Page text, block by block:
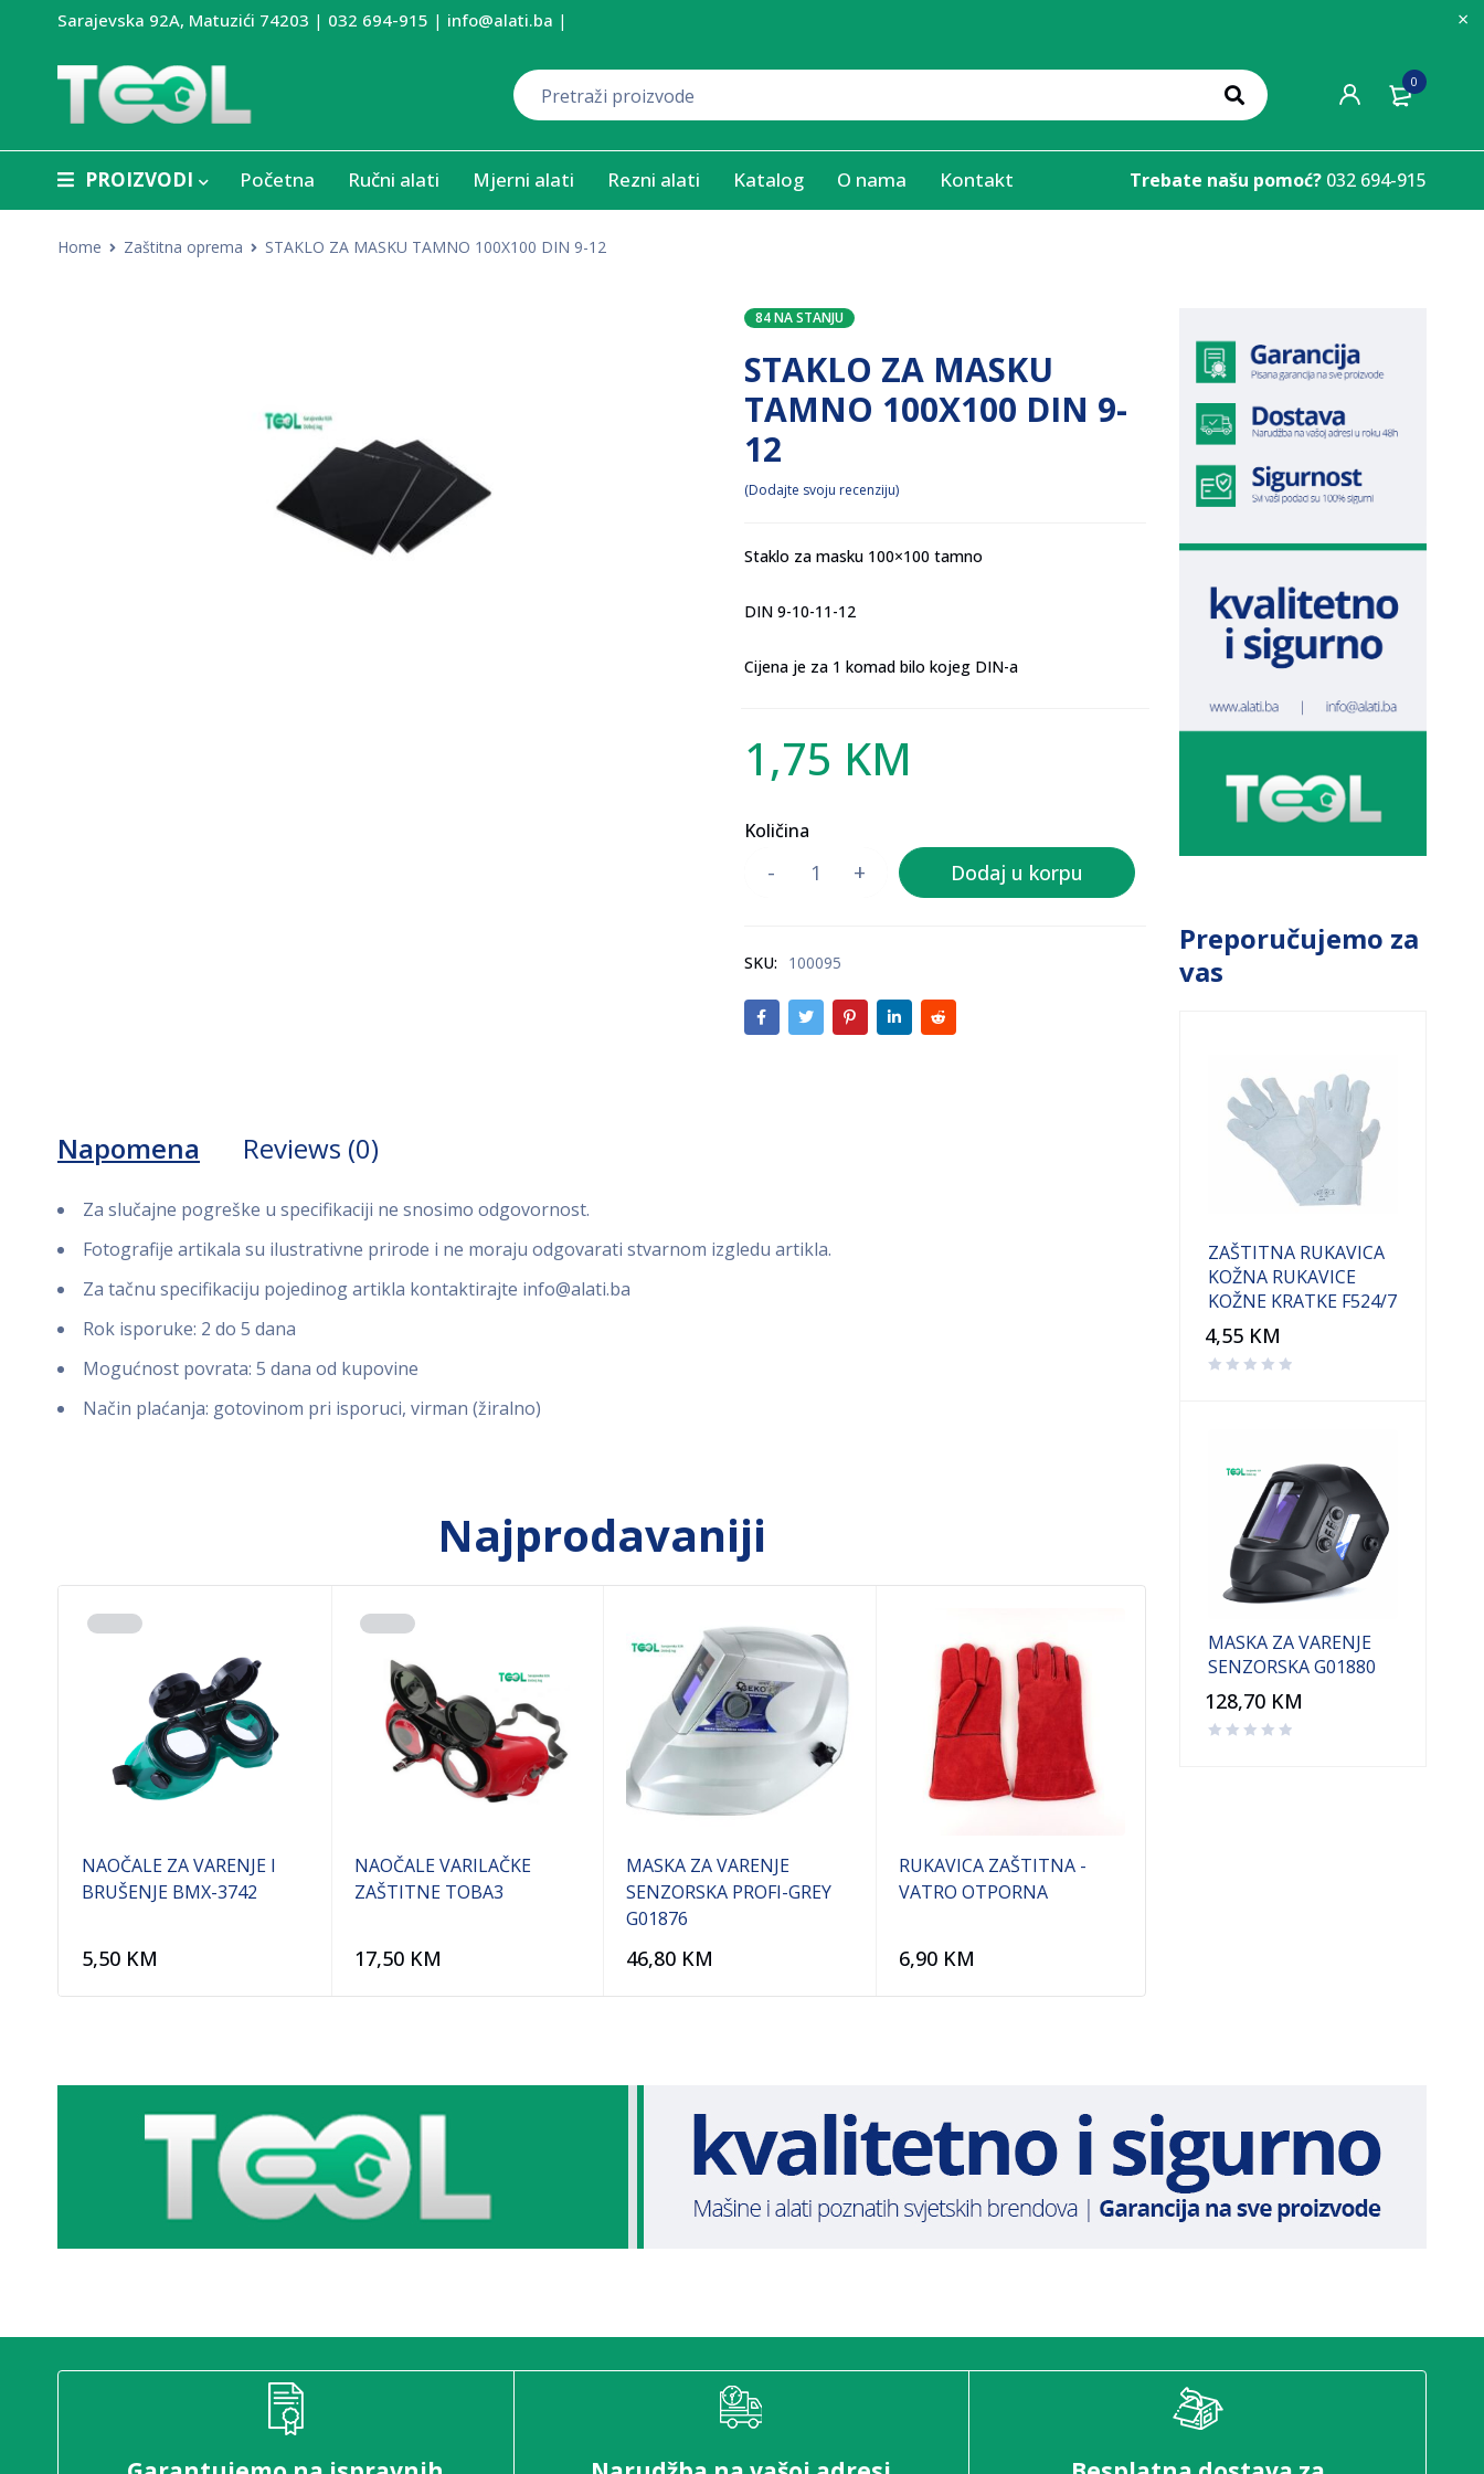
Sarajevska 92A, Matuzići 74203 | 032 694-915 | info@alati.ba |
0
PROIZVODI Početna Ručni alati Mjerni alati Rezni alati Katalog O nama Kontakt Trebate našu pomoć? 032 694-915
Home Zaštitna oprema STAKLO ZA MASKU TAMNO 100X100 DIN 9-12
84 NA STANJU
STAKLO ZA MASKU
TAMNO 100X100 DIN 9-
12
Dodajte svoju recenziju
Staklo za masku 100×100 tamno
DIN 9-10-11-12
Cijena je za 1 komad bilo kojeg DIN-a
1,75 KM
Količina
Dodaj u korpu
SKU: 100095
Napomena Reviews (0)
Za slučajne pogreške u specifikaciji ne snosimo odgovornost.
Fotografije artikala su ilustrativne prirode i ne moraju odgovarati stvarnom izgledu artikla.
Za tačnu specifikaciju pojedinog artikla kontaktirajte info@alati.ba
Rok isporuke: 2 do 5 dana
Mogućnost povrata: 5 dana od kupovine
Način plaćanja: gotovinom pri isporuci, virman (žiralno)
Najprodavaniji
NAOČALE ZA VARENJE I
BRUŠENJE BMX-3742
5,50 KM
NAOČALE VARILAČKE
ZAŠTITNE TOBA3
17,50 KM
MASKA ZA VARENJE
SENZORSKA PROFI-GREY
G01876
46,80 KM
RUKAVICA ZAŠTITNA -
VATRO OTPORNA
6,90 KM
Preporučujemo za
vas
ZAŠTITNA RUKAVICA
KOŽNA RUKAVICE
KOŽNE KRATKE F524/7
4,55 KM
MASKA ZA VARENJE
SENZORSKA G01880
128,70 KM